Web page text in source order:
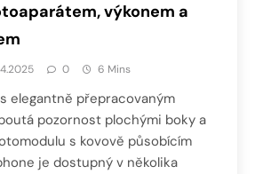
výkonem a
0 6 Mins
elegantně přepracovaným
pozornost plochými boky a
s kovově působícím
je dostupný v několika